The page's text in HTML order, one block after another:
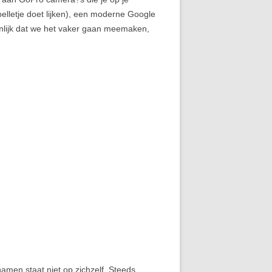
doet lijken), een moderne Google
dat we het vaker gaan meemaken,
staat niet op zichzelf. Steeds